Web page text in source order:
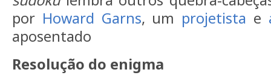
por Howard Garns, um projetista e
aposentado
Resolução do enigma